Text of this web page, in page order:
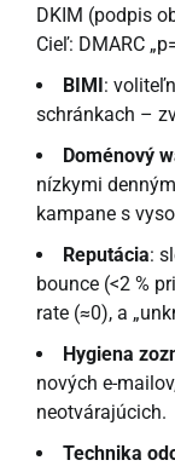
DKIM (podpis
Cieľ: DMARC
BIMI:
schránkach –
Doménový
nízkymi
kampane s
Reputácia:
bounce (<2 %
rate (≈0), a
Hygiena
nových e-
neotvárajúcich.
Technika